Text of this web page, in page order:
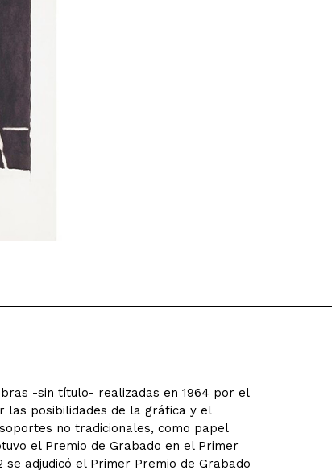
-sin título- realizadas en 1964 por el
las posibilidades de la gráfica y el
no tradicionales, como papel
el Premio de Grabado en el Primer
se adjudicó el Primer Premio de Grabado